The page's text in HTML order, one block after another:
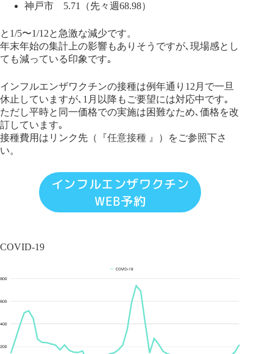
神戸市 5.71（先々週68.98）
と1/5〜1/12と急激な減少です。
年末年始の集計上の影響もありそうですが､現場感とし
ても減っている印象です｡
インフルエンザワクチンの接種は例年通り12月で一旦
休止していますが､1月以降もご要望には対応中です｡
ただし平時と同一価格での実施は困難なため､価格を改
訂しています｡
接種費用はリンク先（『任意接種 』）をご参照下さ
い。
インフルエンザワクチン
WEB予約
COVID-19